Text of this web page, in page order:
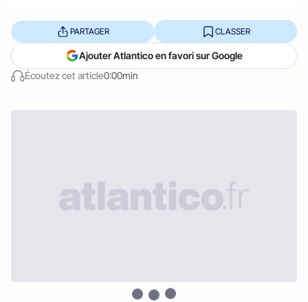
Écoutez cet article0:00min
PARTAGER CLASSER
Ajouter Atlantico en favori sur Google